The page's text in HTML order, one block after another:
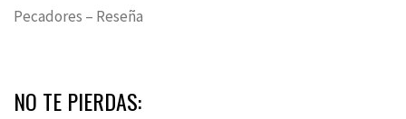
Pecadores – Reseña
NO TE PIERDAS: